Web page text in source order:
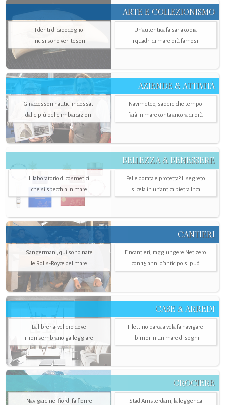
ARTE E COLLEZIONISMO
I denti di capodoglio
incisi sono veri tesori
Un’autentica falsaria copia
i quadri di mare più famosi
AZIENDE & ATTIVITÀ
Gli accessori nautici indossati
dalle più belle imbarcazioni
Navimeteo, sapere che tempo
farà in mare conta ancora di più
BELLEZZA & BENESSERE
Il laboratorio di cosmetici
che si specchia in mare
Pelle dorata e protetta? Il segreto
si cela in un’antica pietra Inca
CANTIERI
Sangermani, qui sono nate
le Rolls-Royce del mare
Fincantieri, raggiungere Net zero
con 15 anni d'anticipo si può
CASE & ARREDI
La libreria-veliero dove
i libri sembrano galleggiare
Il lettino barca a vela fa navigare
i bimbi in un mare di sogni
CROCIERE
Navigare nei fiordi fa fiorire
Stad Amsterdam, la leggenda